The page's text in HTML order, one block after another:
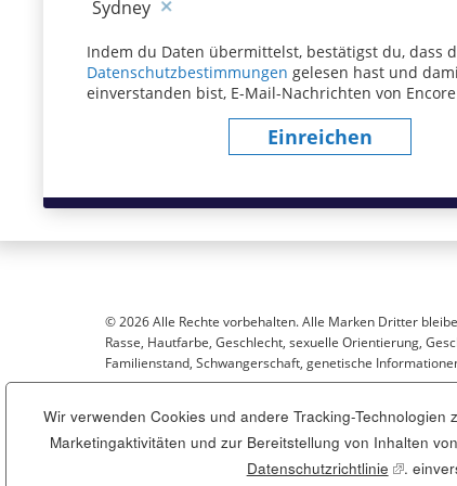
Sydney
Indem du Daten übermittelst, bestätigst du, dass
Datenschutzbestimmungen (dieser Inhalt öffnet
gelesen hast und
einverstanden bist, E-Mail-Nachrichten von
Einreichen
© 2026 Alle Rechte vorbehalten. Alle Marken Dritter
Rasse, Hautfarbe, Geschlecht, sexuelle Orientierung,
Familienstand, Schwangerschaft, genetische
Sitemap
Wir verwenden Cookies und andere Tracking-
Marketingaktivitäten und zur Bereitstellung von Inhalten
Datenschutzrichtlinie (dieser
.